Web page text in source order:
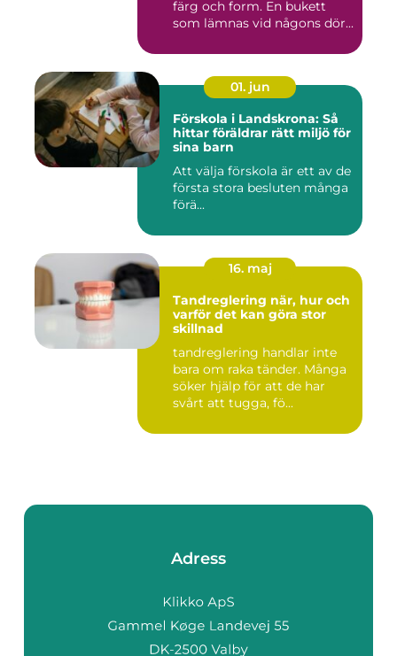
färg och form. En bukett
som lämnas vid någons dör...
01. jun
Förskola i Landskrona: Så
hittar föräldrar rätt miljö för
sina barn
Att välja förskola är ett av de
första stora besluten många
förä...
16. maj
Tandreglering när, hur och
varför det kan göra stor
skillnad
tandreglering handlar inte
bara om raka tänder. Många
söker hjälp för att de har
svårt att tugga, fö...
Adress